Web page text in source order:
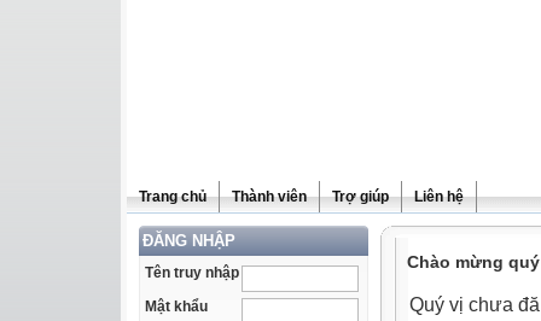
Trang chủ Thành viên Trợ giúp Liên hệ
ĐĂNG NHẬP
Tên truy nhập
Mật khẩu
Chào mừng
Quý vị chưa